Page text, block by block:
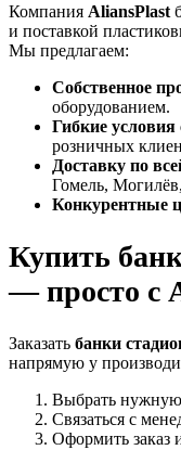
Компания AliansPlast
и поставкой
Мы предлагаем:
Собственное
оборудованием.
Гибкие условия
розничных
Доставку по
Гомель,
Конкурентные
Купить
— просто с
Заказать банки
напрямую у
Выбрать нужную
Связаться с
Оформить заказ